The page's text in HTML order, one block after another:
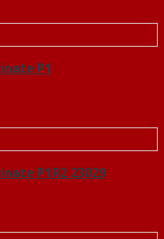
P1
P1R2 23029